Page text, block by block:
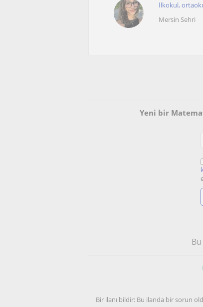
İlkokul,
Mersin Sehri
Yeni bir
Bir ilanı bildir: Bu ilanda bir sorun